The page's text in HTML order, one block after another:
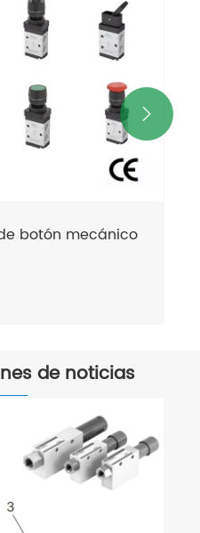

de noticias
retroalimentación del final
posicionador APL-210